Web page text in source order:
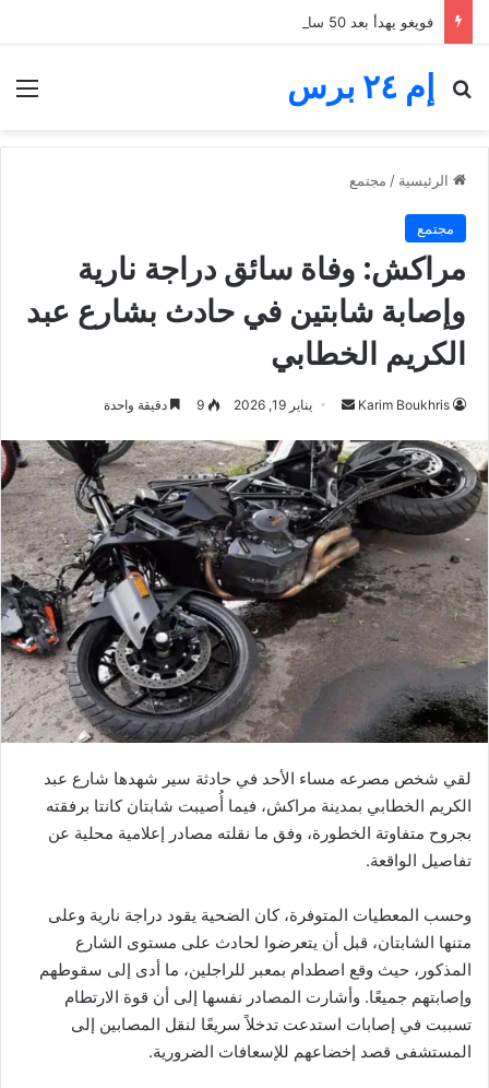
إم ٢٤ برس
بحث عن
الرئيسية / مجتمع
مجتمع
مراكش: وفاة سائق دراجة نارية
وإصابة شابتين في حادث بشارع عبد
الكريم الخطابي
Karim Boukhris
أرسل
إلكترونيا
يناير 19, 2026 9 دقيقة واحدة
لقي شخص مصرعه مساء الأحد في حادثة سير شهدها شارع عبد
الكريم الخطابي بمدينة مراكش، فيما أُصيبت شابتان كانتا برفقته
بجروح متفاوتة الخطورة، وفق ما نقلته مصادر إعلامية محلية عن
تفاصيل الواقعة.
وحسب المعطيات المتوفرة، كان الضحية يقود دراجة نارية وعلى
متنها الشابتان، قبل أن يتعرضوا لحادث على مستوى الشارع
المذكور، حيث وقع اصطدام بمعبر للراجلين، ما أدى إلى سقوطهم
وإصابتهم جميعًا. وأشارت المصادر نفسها إلى أن قوة الارتطام
تسببت في إصابات استدعت تدخلاً سريعًا لنقل المصابين إلى
المستشفى قصد إخضاعهم للإسعافات الضرورية.